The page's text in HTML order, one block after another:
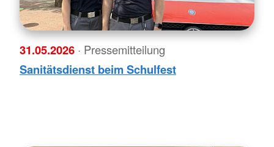
31.05.2026 · Pressemitteilung
Sanitätsdienst beim Schulfest